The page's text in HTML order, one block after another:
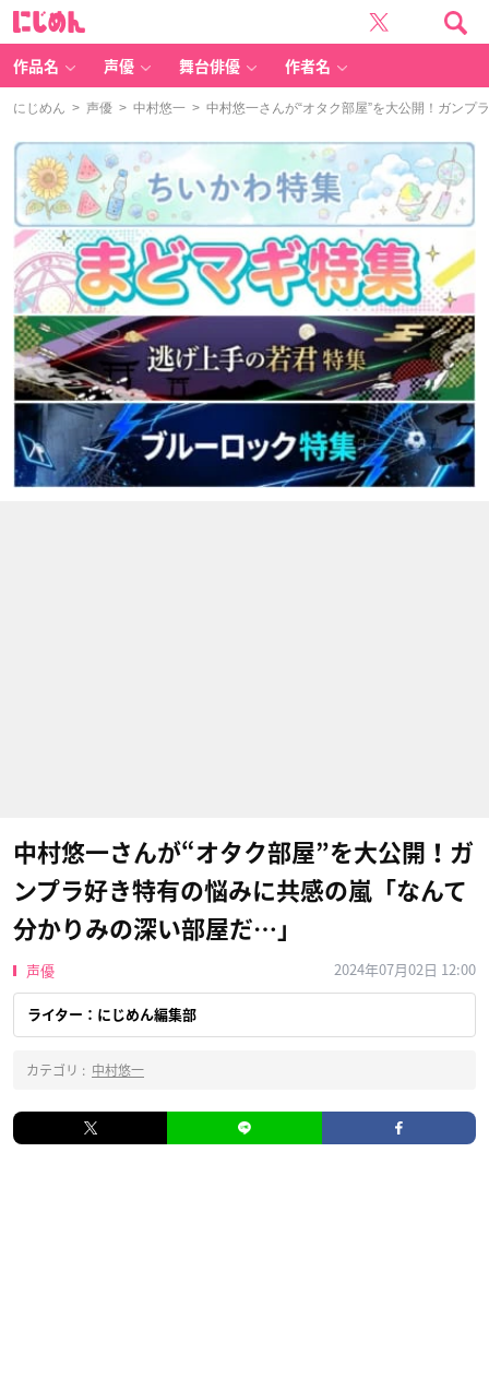
作品名 声優 舞台俳優 作者名
にじめん > 声優 > 中村悠一 > 中村悠一さんが“オタク部屋”を大公開！ガン
中村悠一さんが“オタク部屋”を大公開！ガ
ンプラ好き特有の悩みに共感の嵐「なんて
分かりみの深い部屋だ…」
声優 2024年07月02日 12:00
ライター：にじめん編集部
カテゴリ : 中村悠一